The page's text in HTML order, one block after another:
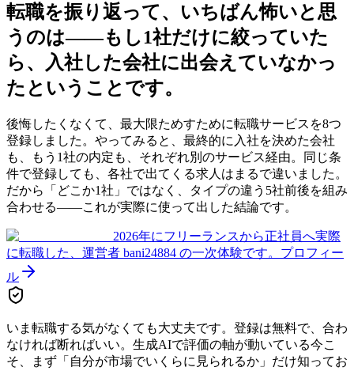
転職を振り返って、いちばん怖いと思
うのは——もし1社だけに絞っていた
ら、入社した会社に出会えていなかっ
た ということです。
後悔したくなくて、最大限ためすために転職サービスを8つ
登録しました。やってみると、最終的に入社を決めた会社
も、もう1社の内定も、それぞれ別のサービス経由。同じ条
件で登録しても、各社で出てくる求人はまるで違いました。
だから「どこか1社」ではなく、タイプの違う5社前後を組み
合わせる——これが実際に使って出した結論です。
2026年にフリーランスから正社員へ実際
に転職した、運営者 bani24884 の一次体験です。 プロフィー
ル
いま転職する気がなくても大丈夫です。登録は無料で、合わ
なければ断ればいい。生成AIで評価の軸が動いている今こ
そ、まず「自分が市場でいくらに見られるか」だけ知ってお